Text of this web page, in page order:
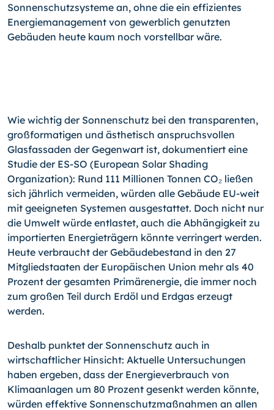
Sonnenschutzsysteme an, ohne die ein effizientes
Energiemanagement von gewerblich genutzten
Gebäuden heute kaum noch vorstellbar wäre.
Wie wichtig der Sonnenschutz bei den transparenten,
großformatigen und ästhetisch anspruchsvollen
Glasfassaden der Gegenwart ist, dokumentiert eine
Studie der ES-SO (European Solar Shading
Organization): Rund 111 Millionen Tonnen CO₂ ließen
sich jährlich vermeiden, würden alle Gebäude EU-weit
mit geeigneten Systemen ausgestattet. Doch nicht nur
die Umwelt würde entlastet, auch die Abhängigkeit zu
importierten Energieträgern könnte verringert werden.
Heute verbraucht der Gebäudebestand in den 27
Mitgliedstaaten der Europäischen Union mehr als 40
Prozent der gesamten Primärenergie, die immer noch
zum großen Teil durch Erdöl und Erdgas erzeugt
werden.
Deshalb punktet der Sonnenschutz auch in
wirtschaftlicher Hinsicht: Aktuelle Untersuchungen
haben ergeben, dass der Energieverbrauch von
Klimaanlagen um 80 Prozent gesenkt werden könnte,
würden effektive Sonnenschutzmaßnahmen an allen